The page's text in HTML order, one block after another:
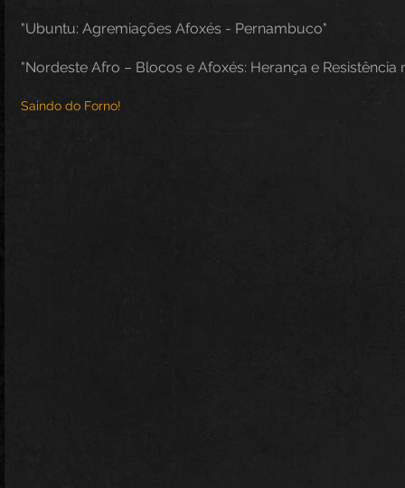
"Ubuntu: Agremiações Afoxés - Pernambuco"
"Nordeste Afro – Blocos e Afoxés: Herança e Resistência
Saindo do Forno!